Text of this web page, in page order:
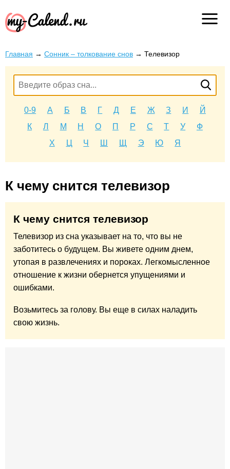
Главная → Сонник – толкование снов → Телевизор
0-9 А Б В Г Д Е Ж З И
Й
К
Л М Н О П Р С Т У
Ф
Х
Ц Ч Ш Щ Э Ю Я
К чему снится телевизор
К чему снится телевизор
Телевизор из сна указывает на то, что вы не
заботитесь о будущем. Вы живете одним днем,
утопая в развлечениях и пороках. Легкомысленное
отношение к жизни обернется упущениями и
ошибками.
Возьмитесь за голову. Вы еще в силах наладить
свою жизнь.